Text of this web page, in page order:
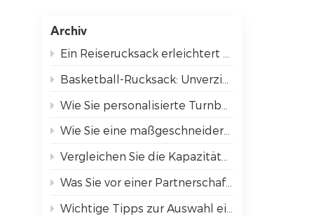
Archiv
Ein Reiserucksack erleichtert das Reisen für alle.
Basketball-Rucksack: Unverzichtbare Utensilien für entspannte Spieltage
Wie Sie personalisierte Turnbeutel bei Ihrer nächsten Veranstaltung hervorheben können
Wie Sie eine maßgeschneiderte Kühltasche auswählen, die Ihren Bedürfnissen entspricht
Vergleichen Sie die Kapazitäten der bestbewerteten Sportrucksäcke.
Was Sie vor einer Partnerschaft mit einem OEM-Taschenhersteller wissen sollten
Wichtige Tipps zur Auswahl einer Umhängetasche für Arbeit und Reisen